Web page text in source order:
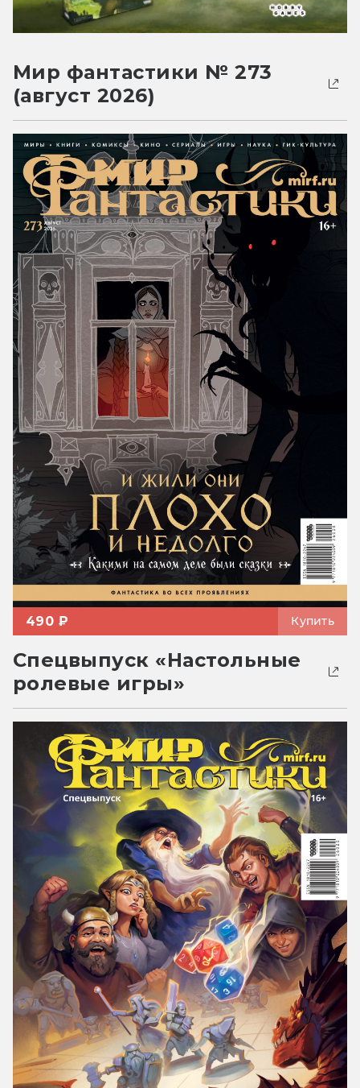
Мир фантастики № 273
(август 2026)
490 ₽ Купить
Спецвыпуск «Настольные
ролевые игры»